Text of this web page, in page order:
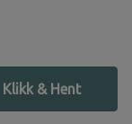
Klikk & Hent